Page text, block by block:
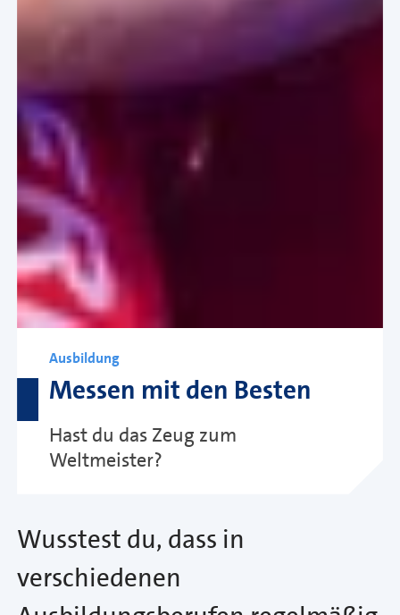
Ausbildung
Messen mit den Besten
Hast du das Zeug zum
Weltmeister?
Wusstest du, dass in
verschiedenen